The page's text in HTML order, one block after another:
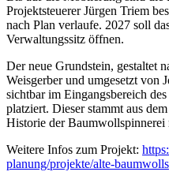
Projektsteuerer Jürgen Triem
nach Plan verlaufe. 2027 soll
Verwaltungssitz öffnen.
Der neue Grundstein, gestaltet
Weisgerber und umgesetzt von
sichtbar im Eingangsbereich
platziert. Dieser stammt aus
Historie der
Weitere Infos zum Projekt:
planung/projekte/alte-